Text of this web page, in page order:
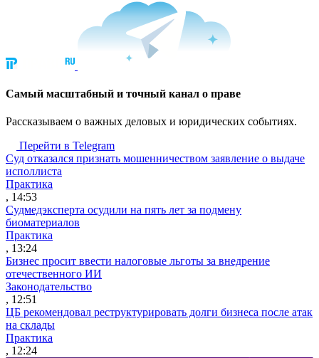
Cамый масштабный и точный канал о праве
Рассказываем о важных деловых и юридических событиях.
Перейти в Telegram
Суд отказался признать мошенничеством заявление о выдаче
исполлиста
Практика
, 14:53
Судмедэксперта осудили на пять лет за подмену
биоматериалов
Практика
, 13:24
Бизнес просит ввести налоговые льготы за внедрение
отечественного ИИ
Законодательство
, 12:51
ЦБ рекомендовал реструктурировать долги бизнеса после атак
на склады
Практика
, 12:24